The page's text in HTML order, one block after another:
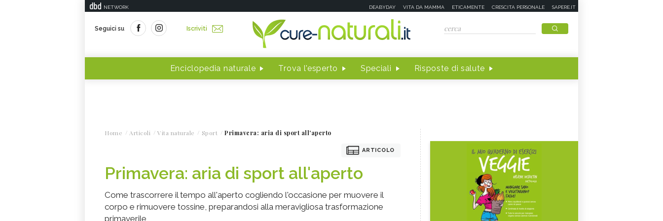
NETWORK DEABYDAY VITA DA MAMMA ETICAMENTE CRESCITA PERSONALE SAPERE.IT
Seguici su Iscriviti
Enciclopedia naturale Trova l'esperto Speciali Risposte di salute
Home Articoli Vita naturale Sport Primavera: aria di sport all'aperto
ARTICOLO
Primavera: aria di sport all'aperto
Come trascorrere il tempo all'aperto cogliendo l'occasione per muovere il
corpo e rimuovere tossine, preparandosi alla meravigliosa trasformazione
primaverile